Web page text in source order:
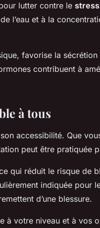
lutter contre le stress
l’eau et à la
favorise la sécrétion
contribuent à
à tous
accessibilité. Que
peut être pratiquée
qui réduit le risque de
indiquée pour
d’une blessure.
à votre niveau et à vos